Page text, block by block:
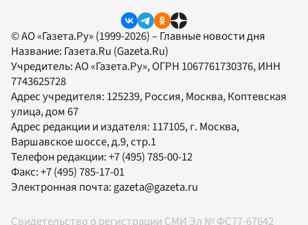
© АО «Газета.Ру» (1999-2026) – Главные новости дня
Название: Газета.Ru (Gazeta.Ru)
Учредитель:АО «Газета.Ру», ОГРН 1067761730376, ИНН
7743625728
Адрес учредителя: 125239, Россия, Москва, Коптевская
улица, дом 67
Адрес редакции и издателя: 117105, г. Москва,
Варшавское шоссе, д.9, стр.1
Телефон редакции:+7 (495) 785-00-12
Факс:+7 (495) 785-17-01
Электронная почта: gazeta@gazeta.ru